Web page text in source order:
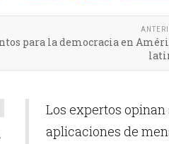
para la democracia en
Los expertos opinan
aplicaciones de